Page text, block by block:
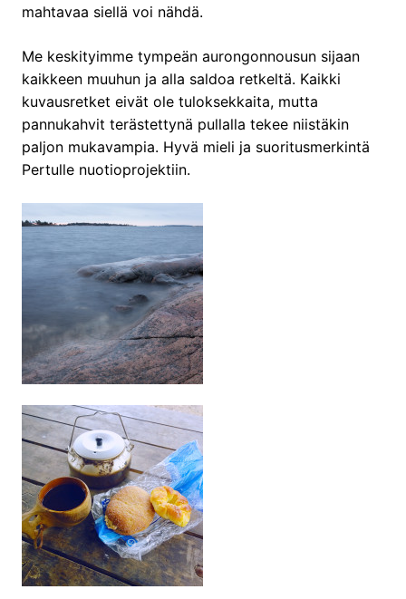
mahtavaa siellä voi nähdä.
Me keskityimme tympeän aurongonnousun sijaan
kaikkeen muuhun ja alla saldoa retkeltä. Kaikki
kuvausretket eivät ole tuloksekkaita, mutta
pannukahvit terästettynä pullalla tekee niistäkin
paljon mukavampia. Hyvä mieli ja suoritusmerkintä
Pertulle nuotioprojektiin.